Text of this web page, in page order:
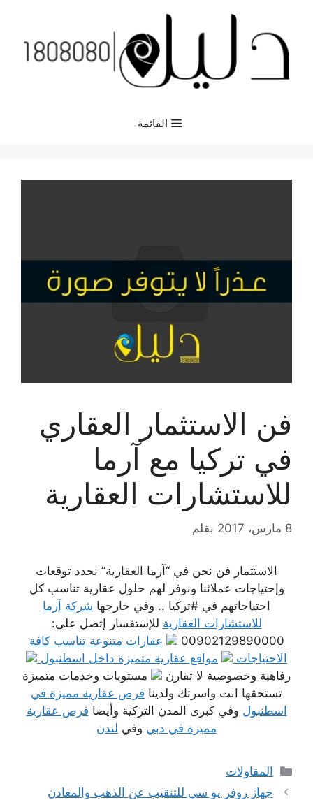
المحتوى
القائمة
فن الاستثمار العقاري
في تركيا مع آرما
للاستشارات العقارية
8 مارس، 2017 بقلم
الاستثمار فن نحن في “آرما العقارية” نحدد توقعات
وإحتياجات عملائنا ونوفر لهم حلول عقارية تناسب كل
احتياجاتهم في #تركيا .. وفي خارجها شركة آرما
للاستشارات العقارية للإستفسار إتصل على:
00902129890000
عقارات متنوعة تناسب كافة
الاحتياجات
مواقع عقارية متميزة داخل اسطنبول
رفاهية وخصوصية لا تقارن
مستويات وخدمات متميزة
تستحقها انت واسرتك ولدينا فرص عقارية مميزة في
اسطنبول وفي كبرى المدن التركية وأيضا فرص عقارية
مميزة في دبي وفي لندن
التصنيفات
المقاولات
جهاز روفر يو سي للتنقيب عن الذهب والمعادن